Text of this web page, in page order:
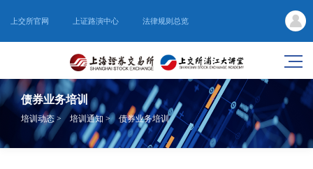
上交所官网 上证路演中心 法律规则总览
债券业务培训
培训动态 > 培训通知 > 债券业务培训